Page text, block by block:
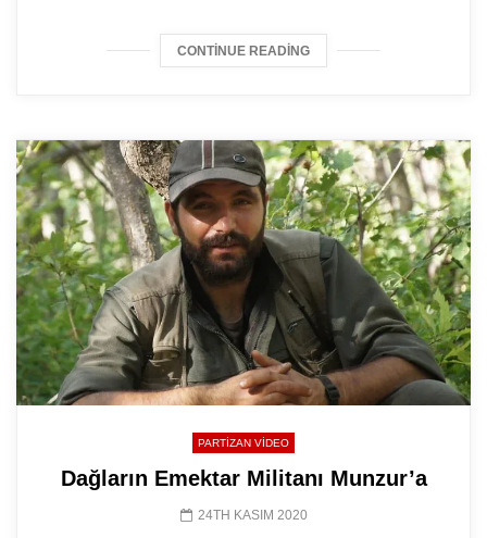
CONTINUE READING
PARTIZAN VIDEO
Dağların Emektar Militanı Munzur’a
24TH KASIM 2020